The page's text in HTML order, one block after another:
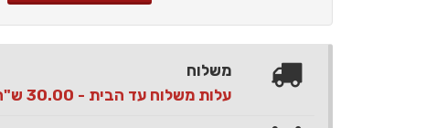
משלוח
עלות משלוח עד הבית - 30.00 ש"ח בלבד